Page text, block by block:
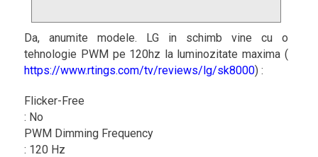
Da, anumite modele. LG in schimb vine cu o
tehnologie PWM pe 120hz la luminozitate maxima (
https://www.rtings.com/tv/reviews/lg/sk8000) :
Flicker-Free
: No
PWM Dimming Frequency
: 120 Hz